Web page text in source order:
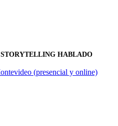
STORYTELLING HABLADO
(presencial y online)